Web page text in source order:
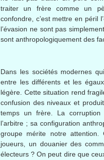
traiter un frère comme un
confondre c’est mettre en péril
l’évasion ne sontpas
sont anthropologiquement des
Dans les sociétés modernes
entre lesdifférents et les égaux
légère Cettesituation rend
confusion des niveaux et produit
temps unfrère . La
l’arbitre ; sa configuration
groupe mérite notreattention.
joueurs , un douanierdes
électeurs ? On peut dire que